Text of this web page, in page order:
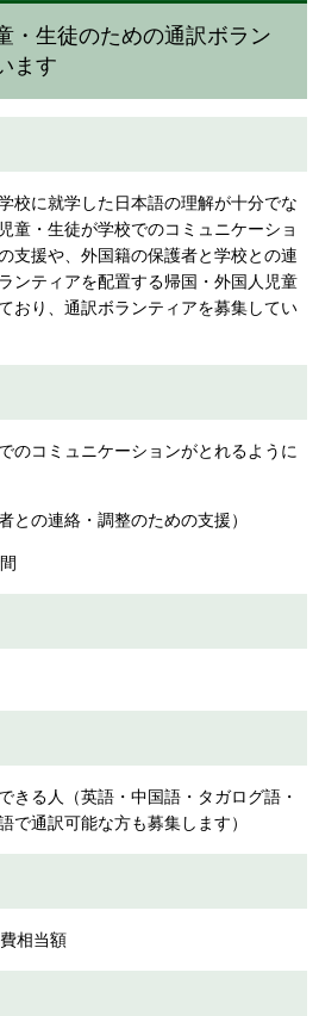
・生徒のための通訳ボラン
ます
校に就学した日本語の理解が十分でな
童・生徒が学校でのコミュニケーショ
支援や、外国籍の保護者と学校との連
ンティアを配置する帰国・外国人児童
おり、通訳ボランティアを募集してい
のコミュニケーションがとれるように
との連絡・調整のための支援）
きる人（英語・中国語・タガログ語・
で通訳可能な方も募集します）
相当額